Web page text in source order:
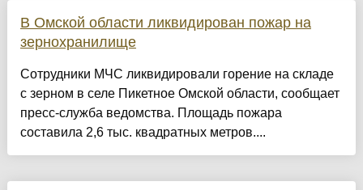
В Омской области ликвидирован пожар на
зернохранилище
Сотрудники МЧС ликвидировали горение на складе
с зерном в селе Пикетное Омской области, сообщает
пресс-служба ведомства. Площадь пожара
составила 2,6 тыс. квадратных метров....